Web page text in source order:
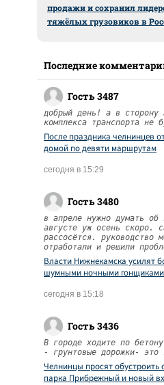
продажи и сохранил
тяжёлых грузовиков в
Последние
Гость 3487
добрый день! а в сторону
комплекса транспорта не
После праздника челнинцев
домой по девяти маршрутам
сегодня в 15:29
Гость 3480
в апреле нужно думать
августе уж осень скоро.
рассосётся. руководство
отработали и решили
Власти Нижнекамска усилят
шумными ночными гонщиками
сегодня в 15:18
Гость 3436
В городе ходите по
- грунтовые дорожки-
Челнинцы просят обустроить
парка Прибрежный и новый